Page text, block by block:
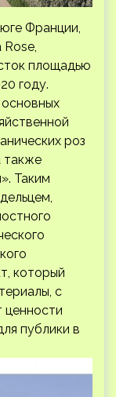
Франции,
площадью
году.
роз
также
Таким
который
с
публики в